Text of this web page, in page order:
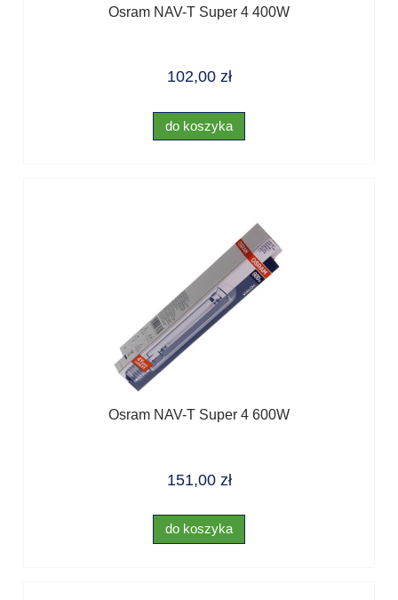
Osram NAV-T Super 4 400W
102,00 zł
do koszyka
Osram NAV-T Super 4 600W
151,00 zł
do koszyka